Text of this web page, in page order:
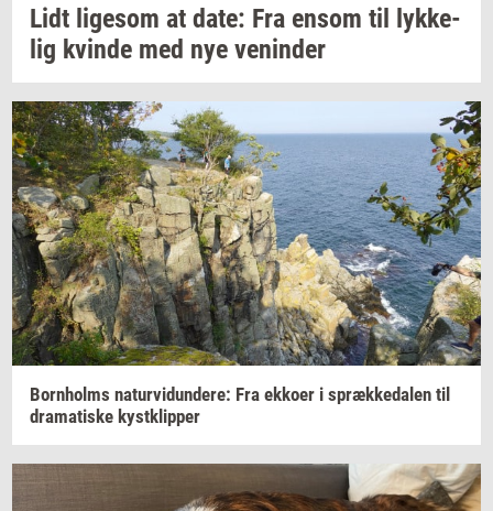
Lidt li­ge­som at date: Fra ensom til lyk­ke­
lig kvin­de med nye ve­nin­der
Born­holms na­tur­vi­dun­de­re: Fra ek­ko­er i spræk­ke­da­len til
dra­ma­ti­ske kyst­klip­per